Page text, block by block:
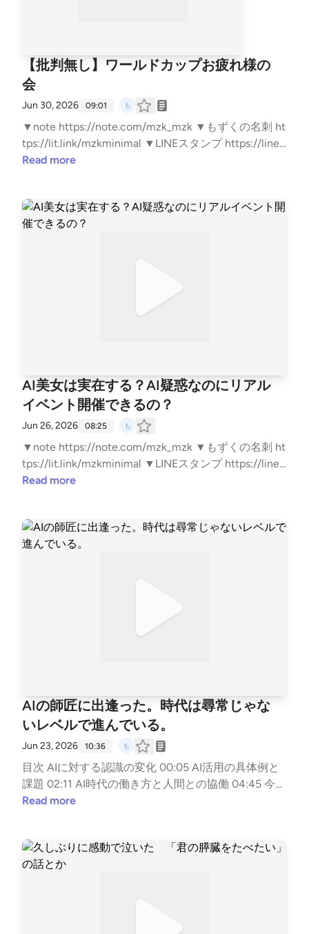
【批判無し】ワールドカップお疲れ様の
会
Jun 30, 2026 09:01
▼note https://note.com/mzk_mzk ▼もずくの名刺 ht
tps://lit.link/mzkminimal ▼LINEスタンプ https://line.
me/S/sticker/33818014/?lang=ja&utm_source=gnsh_
戦略 https://amzn.to/4mwERvV
Read more
AI美女は実在する？AI疑惑なのにリアル
イベント開催できるの？
Jun 26, 2026 08:25
▼note https://note.com/mzk_mzk ▼もずくの名刺 ht
tps://lit.link/mzkminimal ▼LINEスタンプ https://line.
me/S/sticker/33818014/?lang=ja&utm_source=gnsh_
戦略 https://amzn.to/4mwERvV ▼自己紹介 https://n
ote.com/mzk_mzk/n/n8d383c0e9a98
Read more
AIの師匠に出逢った。時代は尋常じゃな
いレベルで進んでいる。
Jun 23, 2026 10:36
目次 AIに対する認識の変化 00:05 AI活用の具体例と
課題 02:11 AI時代の働き方と人間との協働 04:45 今後
のAI活用と情報発信 06:37 AI時代における格差と自身
プ https://line.me/S/sticker/33818014/?lang=ja&utm
_source=gnsh_stickerDetail ▼副業noteの教科書 http
Read more